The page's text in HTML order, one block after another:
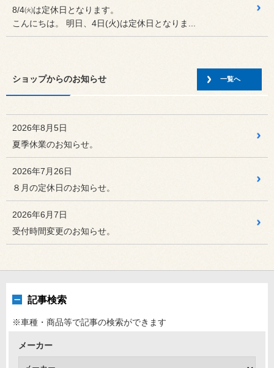
8/4㈫は定休日となります。
こんにちは。 明日、4日(火)は定休日となりま...
こんにちは。 2026年8/7(金)～8/23...
「ドレスアップフェア」開催！8/...
日頃より、当店のホームページをご覧いただきありがとうご
2026年8月1日 セール・クーポン
8月1日(土)より【愛車点検フェ...
皆さんこんにちは！ 夏らしい季節が続いていますね！
ショップからのお知らせ 一覧へ
2026年8月5日
夏季休業のお知らせ。
2026年7月26日
８月の定休日のお知らせ。
2026年6月7日
受付時間変更のお知らせ。
記事検索
※車種・商品等で記事の検索ができます
メーカー